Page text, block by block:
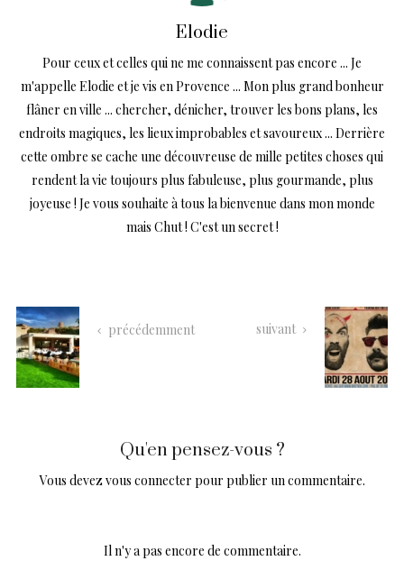
Elodie
Pour ceux et celles qui ne me connaissent pas encore ... Je
m'appelle Elodie et je vis en Provence ... Mon plus grand bonheur
flâner en ville ... chercher, dénicher, trouver les bons plans, les
endroits magiques, les lieux improbables et savoureux ... Derrière
cette ombre se cache une découvreuse de mille petites choses qui
rendent la vie toujours plus fabuleuse, plus gourmande, plus
joyeuse ! Je vous souhaite à tous la bienvenue dans mon monde
mais Chut ! C'est un secret !
précédemment suivant
Qu'en pensez-vous ?
Vous devezvous connecter pour publier un commentaire.
Il n'y a pas encore de commentaire.